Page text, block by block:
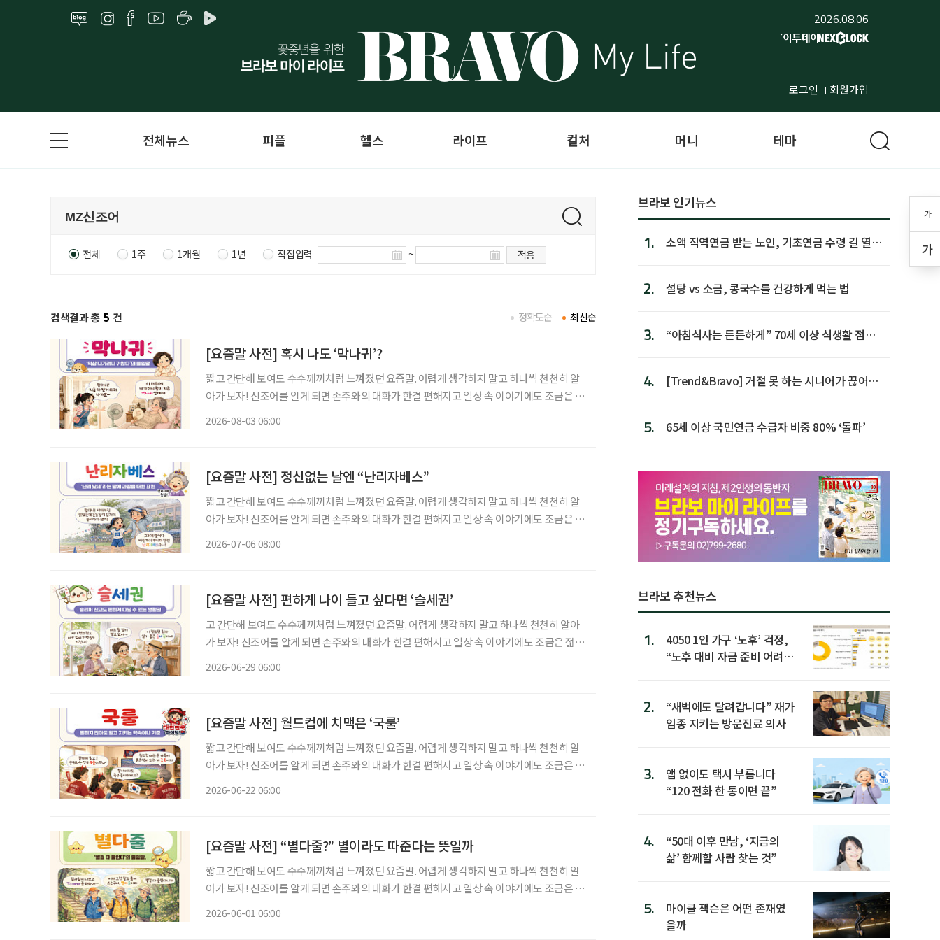
2026.08.06
로그인 회원가입
가
가
전체뉴스 피플 헬스 라이프 컬처 머니 테마
전체 1주 1개월 1년 직접입력 ~ 적용
검색결과 총 5 건 최신순
정확도순
[요즘말 사전] 혹시 나도 ‘막나귀’?
짧고 간단해 보여도 수수께끼처럼 느껴졌던 요즘말. 어렵게 생각하지 말고 하나씩 천천히 알
아가 보자! 신조어를 알게 되면 손주와의 대화가 한결 편해지고 일상 속 이야기에도 조금은 젊
2026-08-03 06:00
[요즘말 사전] 정신없는 날엔 “난리자베스”
짧고 간단해 보여도 수수께끼처럼 느껴졌던 요즘말. 어렵게 생각하지 말고 하나씩 천천히 알
아가 보자! 신조어를 알게 되면 손주와의 대화가 한결 편해지고 일상 속 이야기에도 조금은 젊
2026-07-06 08:00
[요즘말 사전] 편하게 나이 들고 싶다면 ‘슬세권’
고 간단해 보여도 수수께끼처럼 느껴졌던 요즘말. 어렵게 생각하지 말고 하나씩 천천히 알아
가 보자! 신조어를 알게 되면 손주와의 대화가 한결 편해지고 일상 속 이야기에도 조금은 젊은
2026-06-29 06:00
[요즘말 사전] 월드컵에 치맥은 ‘국룰’
짧고 간단해 보여도 수수께끼처럼 느껴졌던 요즘말. 어렵게 생각하지 말고 하나씩 천천히 알
아가 보자! 신조어를 알게 되면 손주와의 대화가 한결 편해지고 일상 속 이야기에도 조금은 젊
2026-06-22 06:00
[요즘말 사전] “별다줄?” 별이라도 따준다는 뜻일까
짧고 간단해 보여도 수수께끼처럼 느껴졌던 요즘말. 어렵게 생각하지 말고 하나씩 천천히 알
아가 보자! 신조어를 알게 되면 손주와의 대화가 한결 편해지고 일상 속 이야기에도 조금은 젊
2026-06-01 06:00
브라보 인기뉴스
1.
소액 직역연금 받는 노인, 기초연금 수령 길 열린
2. 설탕 vs 소금, 콩국수를 건강하게 먹는 법
3.
“아침식사는 든든하게” 70세 이상 식생활 점수
4.
[Trend&Bravo] 거절 못 하는 시니어가 끊어야
5. 65세 이상 국민연금 수급자 비중 80% ‘돌파’
브라보 추천뉴스
1.
4050 1인 가구 ‘노후’ 걱정,
“노후 대비 자금 준비 어려
2.
“새벽에도 달려갑니다” 재가
임종 지키는 방문진료 의사
3.
앱 없이도 택시 부릅니다
“120 전화 한 통이면 끝”
4.
“50대 이후 만남, ‘지금의
삶’ 함께할 사람 찾는 것”
5.
마이클 잭슨은 어떤 존재였
을까